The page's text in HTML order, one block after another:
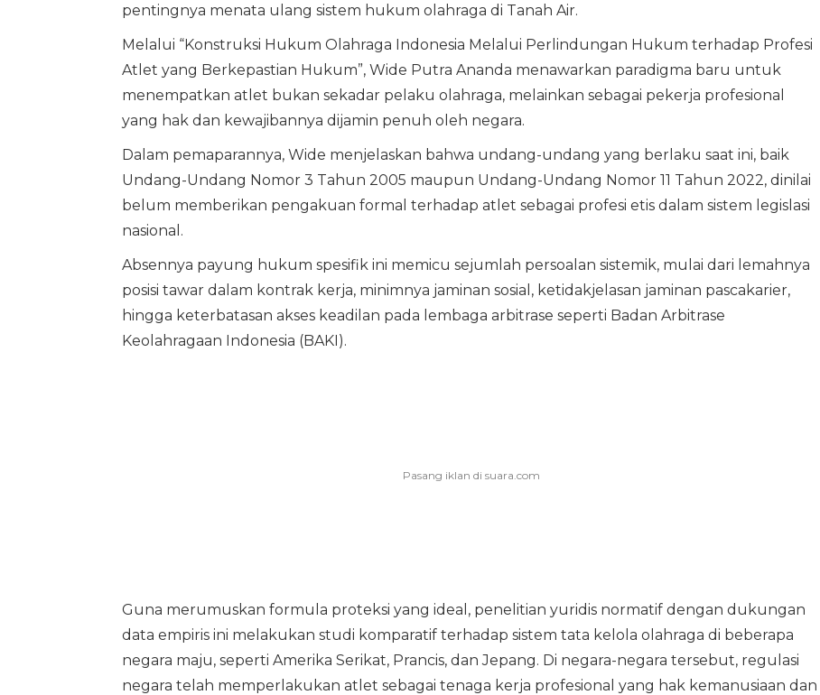
pentingnya menata ulang sistem hukum olahraga di Tanah Air.
Melalui “Konstruksi Hukum Olahraga Indonesia Melalui Perlindungan Hukum terhadap Profesi
Atlet yang Berkepastian Hukum”, Wide Putra Ananda menawarkan paradigma baru untuk
menempatkan atlet bukan sekadar pelaku olahraga, melainkan sebagai pekerja profesional
yang hak dan kewajibannya dijamin penuh oleh negara.
Dalam pemaparannya, Wide menjelaskan bahwa undang-undang yang berlaku saat ini, baik
Undang-Undang Nomor 3 Tahun 2005 maupun Undang-Undang Nomor 11 Tahun 2022, dinilai
belum memberikan pengakuan formal terhadap atlet sebagai profesi etis dalam sistem legislasi
nasional.
Absennya payung hukum spesifik ini memicu sejumlah persoalan sistemik, mulai dari lemahnya
posisi tawar dalam kontrak kerja, minimnya jaminan sosial, ketidakjelasan jaminan pascakarier,
hingga keterbatasan akses keadilan pada lembaga arbitrase seperti Badan Arbitrase
Keolahragaan Indonesia (BAKI).
Guna merumuskan formula proteksi yang ideal, penelitian yuridis normatif dengan dukungan
data empiris ini melakukan studi komparatif terhadap sistem tata kelola olahraga di beberapa
negara maju, seperti Amerika Serikat, Prancis, dan Jepang. Di negara-negara tersebut, regulasi
negara telah memperlakukan atlet sebagai tenaga kerja profesional yang hak kemanusiaan dan